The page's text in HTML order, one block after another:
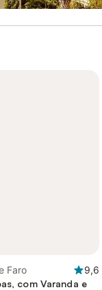
Faro
9,6
com Varanda e